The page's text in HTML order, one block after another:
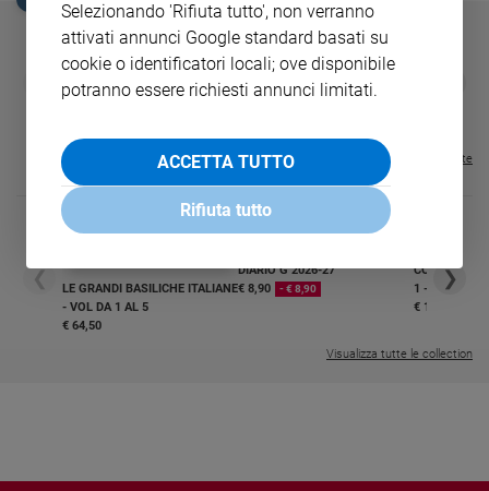
streaming
Famiglia
educazione
Genitori
figli
Coppia
€ 34,80 € 21,90 37%
FAMIGLIA CRISTIANA
€ 104,00 € 83,00 20%
Visualizza tutte le riviste
❮
LE GRANDI BASILICHE ITALIANE
- VOL DA 1 AL 5
€ 64,50
DIARIO G 2026-27
€ 8,90
- € 8,90
COLLANA
1 - 2
€ 18,50
❯
Visualizza tutte le collection
Selezionando 'Rifiuta tutto', non verranno
attivati annunci Google standard basati su
cookie o identificatori locali; ove disponibile
potranno essere richiesti annunci limitati.
ACCETTA TUTTO
Rifiuta tutto